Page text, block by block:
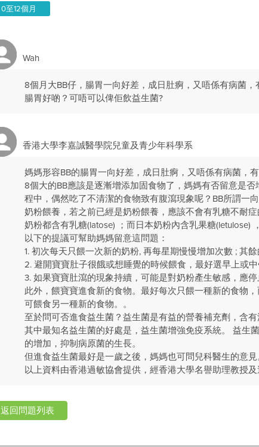
0至12個月
Wah
8個月大BB仔，腸胃一向好差，成日肚痾，又唔係有病菌
腸胃好啲？可唔可以俾佢飲益生菌?
香港大學李嘉誠醫學院兒童及青少年科學系
媽媽形容BB的腸胃一向好差，成日肚痾，又唔係有病菌，
8個大的BB應該是逐漸增添加固食物了，媽媽有否留意是
程中，偶然吃了不清潔的食物致有腹瀉現象呢？BB所謂一
奶粉餵養，若之前已經是奶粉餵養，應該不會有乳糖不耐
奶粉都含有乳糖(latose) ；而日本奶粉內含乳果糖(letulose)
以下的提議可幫助媽媽留意這問題：
1. 初次每天只餵一次新的奶粉, 再每星期慢慢增加次數 ; 其
2. 避開寶寶肚子很餓或想睡覺的時候餵食，最好選早上或
3. 如果寶寶肚瀉的現象持續，可能是對奶粉產生敏感，應
此外，餵寶寶進食新的食物。最好每次只餵一種新的食物
可餵食另一種新的食物。。
至於問可否進食益生菌？益生菌是有益的營養補充劑，含有
其中最知名益生菌的好處是，益生菌增強免疫系統。 益生
的增加，抑制病原菌的生長。
但進食益生菌最好是一歲之後，媽媽也可問兒科醫生的意見
以上資料由香港過敏協會提供，經香港大學名譽助理教授
返回問題列表